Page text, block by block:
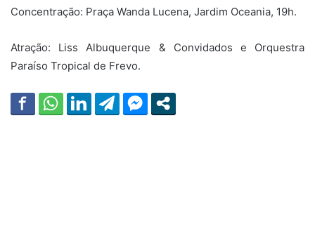
Concentração: Praça Wanda Lucena, Jardim Oceania, 19h.
Atração: Liss Albuquerque & Convidados e Orquestra
Paraíso Tropical de Frevo.